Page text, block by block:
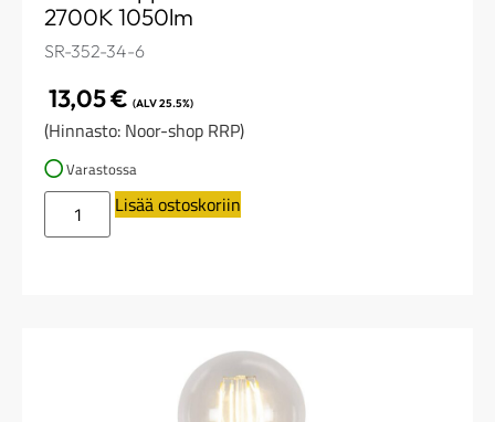
2700K 1050lm
SR-352-34-6
13,05€ (ALV 25.5%)
(Hinnasto: Noor-shop RRP)
Varastossa
Lisää ostoskoriin